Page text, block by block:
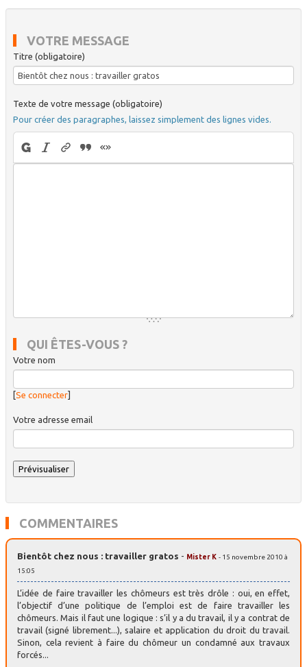
VOTRE MESSAGE
Titre (obligatoire)
Texte de votre message (obligatoire)
Pour créer des paragraphes, laissez simplement des lignes vides.
QUI ÊTES-VOUS ?
Votre nom
[Se connecter]
Votre adresse email
COMMENTAIRES
Bientôt chez nous : travailler gratos - Mister K - 15 novembre 2010 à
15:05
L’idée de faire travailler les chômeurs est très drôle : oui, en effet,
l’objectif d’une politique de l’emploi est de faire travailler les
chômeurs. Mais il faut une logique : s’il y a du travail, il y a contrat de
travail (signé librement...), salaire et application du droit du travail.
Sinon, cela revient à faire du chômeur un condamné aux travaux
forcés...